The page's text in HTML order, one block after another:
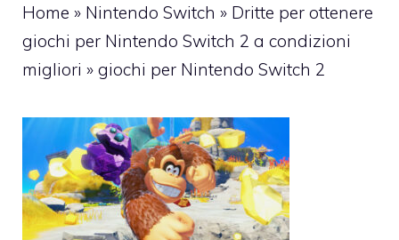
Home » Nintendo Switch » Dritte per ottenere
giochi per Nintendo Switch 2 a condizioni
migliori » giochi per Nintendo Switch 2